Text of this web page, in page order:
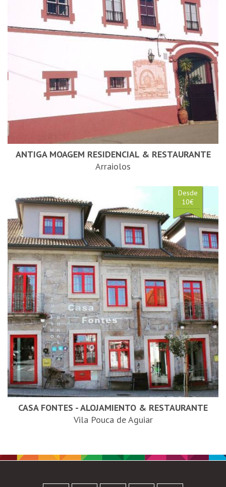
ANTIGA MOAGEM RESIDENCIAL & RESTAURANTE
Arraiolos
Desde
10€
CASA FONTES - ALOJAMIENTO & RESTAURANTE
Vila Pouca de Aguiar